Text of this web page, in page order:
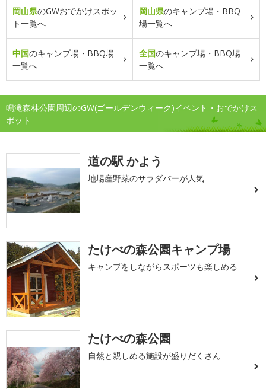
岡山県のGWおでかけスポッ
ト一覧へ
岡山県のキャンプ場・BBQ
場一覧へ
中国のキャンプ場・BBQ場
一覧へ
全国のキャンプ場・BBQ場
一覧へ
鳴滝森林公園周辺のGW(ゴールデンウィーク)イベント・おでかけス
ポット
道の駅 かよう
地場産野菜のサラダバーが人気
たけべの森公園キャンプ場
キャンプをしながらスポーツも楽しめる
たけべの森公園
自然と親しめる施設が盛りだくさん